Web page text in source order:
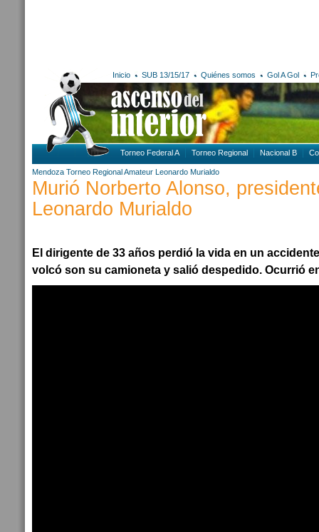
Inicio SUB 13/15/17 Quiénes somos Gol A Gol
Torneo Federal A Torneo Regional Nacional B
Mendoza Torneo Regional Amateur Leonardo Murialdo
Murió Norberto Alonso,
Leonardo Murialdo
El dirigente de 33 años perdió la vida en un
volcó son su camioneta y salió despedido. Ocurrió